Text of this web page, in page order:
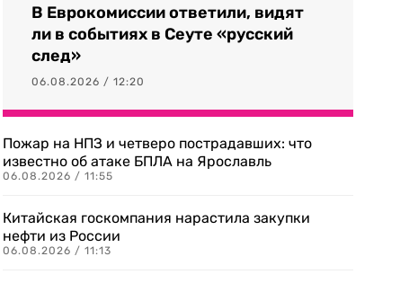
В Еврокомиссии ответили, видят
ли в событиях в Сеуте «русский
след»
06.08.2026 / 12:20
Пожар на НПЗ и четверо пострадавших: что
известно об атаке БПЛА на Ярославль
06.08.2026 / 11:55
Китайская госкомпания нарастила закупки
нефти из России
06.08.2026 / 11:13